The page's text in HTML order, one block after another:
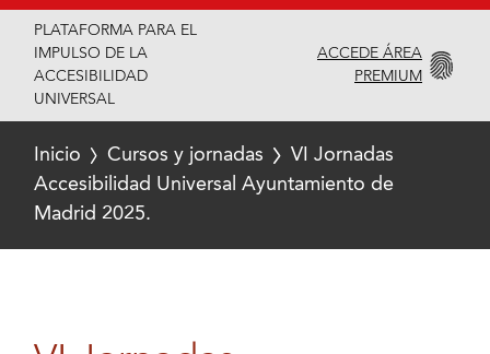
PLATAFORMA PARA EL
IMPULSO DE LA
ACCESIBILIDAD
UNIVERSAL
ACCEDE ÁREA
PREMIUM
Inicio Cursos y jornadas
VI Jornadas
Accesibilidad Universal Ayuntamiento de
Madrid 2025.